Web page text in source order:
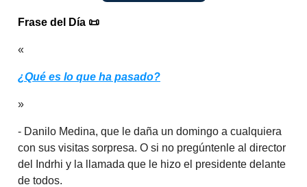
Frase del Día 📜
«
¿Qué es lo que ha pasado?
»
- Danilo Medina, que le daña un domingo a cualquiera
con sus visitas sorpresa. O si no pregúntenle al director
del Indrhi y la llamada que le hizo el presidente delante
de todos.